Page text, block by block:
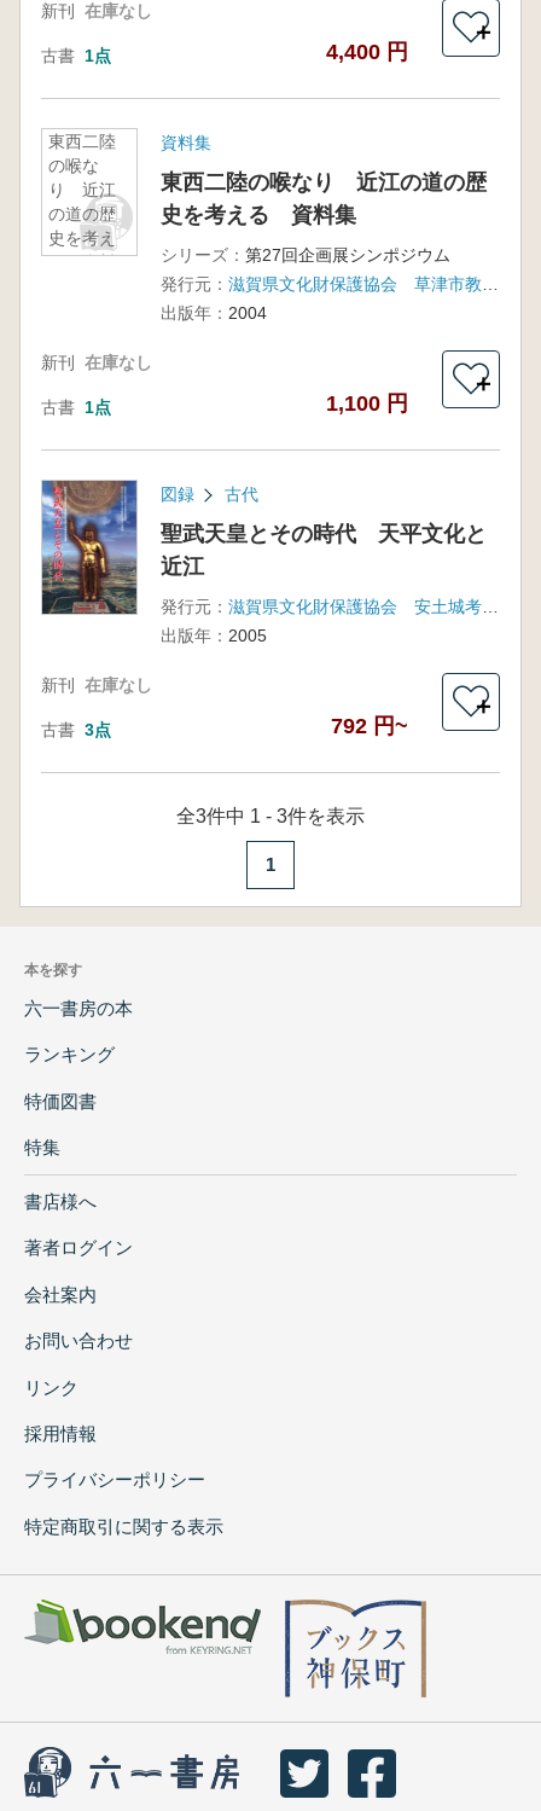
新刊 在庫なし
古書 1点 4,400 円
＋
東西二陸
の喉な
り 近江
の道の歴
史を考え
る 資料
資料集
東西二陸の喉なり 近江の道の歴
史を考える 資料集
シリーズ： 第27回企画展シンポジウム
発行元：
出版年： 2004
新刊 在庫なし
古書 1点 1,100 円
＋
図録 古代
聖武天皇とその時代 天平文化と
近江
発行元：
滋賀県文化財保護協会 安土城考古博物館 琵琶湖文化館
出版年： 2005
新刊 在庫なし
古書 3点 792 円~
＋
全3件中 1 - 3件を表示
1
本を探す
六一書房の本
ランキング
特価図書
特集
書店様へ
著者ログイン
会社案内
お問い合わせ
リンク
採用情報
プライバシーポリシー
特定商取引に関する表示